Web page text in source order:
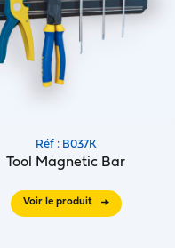
Réf : B037K
Tool Magnetic Bar
Voir le produit